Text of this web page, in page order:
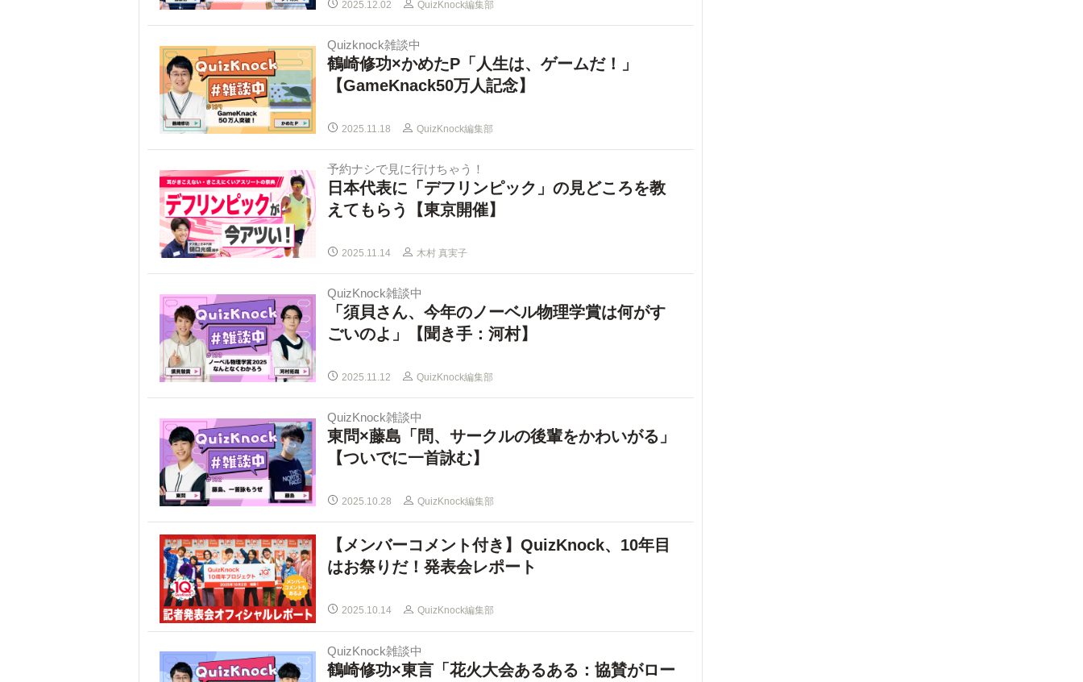
2025.12.02 QuizKnock編集部
Quizknock雑談中
鶴崎修功×かめたP「人生は、ゲームだ！」
【GameKnack50万人記念】
2025.11.18 QuizKnock編集部
予約ナシで見に行けちゃう！
日本代表に「デフリンピック」の見どころを教
えてもらう【東京開催】
2025.11.14 木村 真実子
QuizKnock雑談中
「須貝さん、今年のノーベル物理学賞は何がす
ごいのよ」【聞き手：河村】
2025.11.12 QuizKnock編集部
QuizKnock雑談中
東問×藤島「問、サークルの後輩をかわいがる」
【ついでに一首詠む】
2025.10.28 QuizKnock編集部
【メンバーコメント付き】QuizKnock、10年目
はお祭りだ！発表会レポート
2025.10.14 QuizKnock編集部
QuizKnock雑談中
鶴崎修功×東言「花火大会あるある：協賛がロー